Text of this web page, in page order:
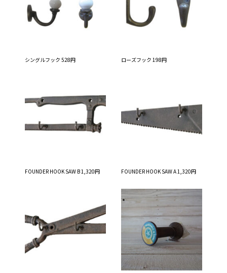
シングルフック 528円 ローズフック 198円
FOUNDER HOOK SAW B 1,320円 FOUNDER HOOK SAW A 1,320円